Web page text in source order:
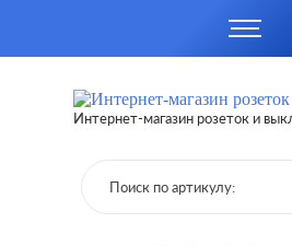
Интернет-магазин розеток и